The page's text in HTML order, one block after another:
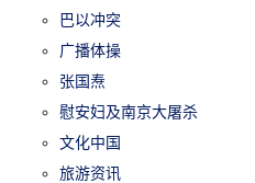
巴以冲突
广播体操
张国焘
慰安妇及南京大屠杀
文化中国
旅游资讯